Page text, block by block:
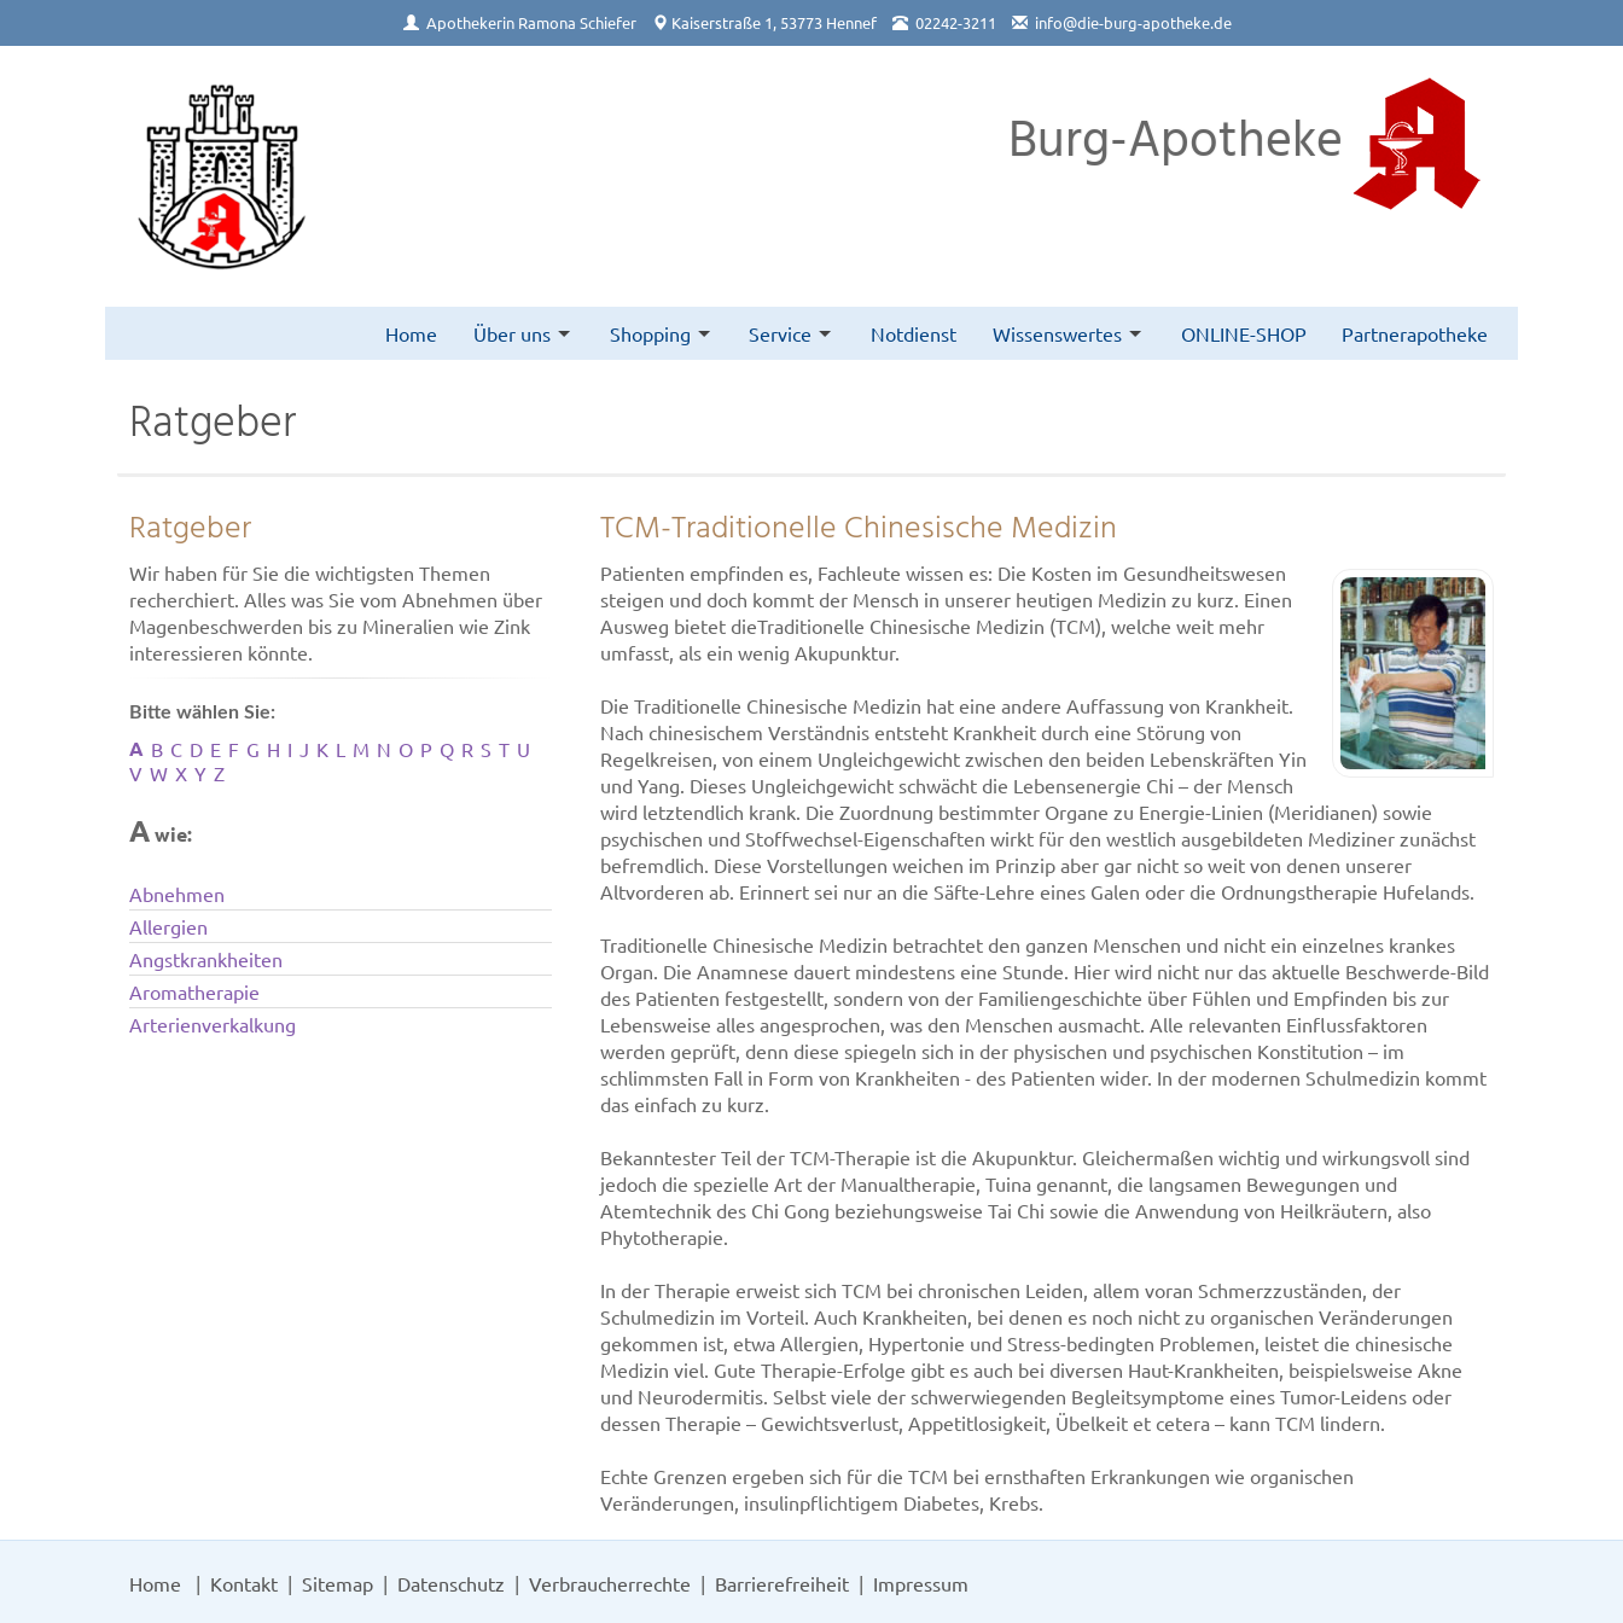
Apothekerin Ramona Schiefer Kaiserstraße 1, 53773 Hennef 02242-3211 info@die-burg-apotheke.de
Burg-Apotheke
Home Über uns Shopping Service Notdienst Wissenswertes ONLINE-SHOP Partnerapotheke
Ratgeber
Ratgeber
Wir haben für Sie die wichtigsten Themen
recherchiert. Alles was Sie vom Abnehmen über
Magenbeschwerden bis zu Mineralien wie Zink
interessieren könnte.
Bitte wählen Sie:
A B C D E F G H I J K L M N O P Q R S T U
V W X Y Z
Awie:
Abnehmen
Allergien
Angstkrankheiten
Aromatherapie
Arterienverkalkung
TCM-Traditionelle Chinesische Medizin
Patienten empfinden es, Fachleute wissen es: Die Kosten im Gesundheitswesen
steigen und doch kommt der Mensch in unserer heutigen Medizin zu kurz. Einen
Ausweg bietet dieTraditionelle Chinesische Medizin (TCM), welche weit mehr
umfasst, als ein wenig Akupunktur.
Die Traditionelle Chinesische Medizin hat eine andere Auffassung von Krankheit.
Nach chinesischem Verständnis entsteht Krankheit durch eine Störung von
Regelkreisen, von einem Ungleichgewicht zwischen den beiden Lebenskräften Yin
und Yang. Dieses Ungleichgewicht schwächt die Lebensenergie Chi – der Mensch
wird letztendlich krank. Die Zuordnung bestimmter Organe zu Energie-Linien (Meridianen) sowie
psychischen und Stoffwechsel-Eigenschaften wirkt für den westlich ausgebildeten Mediziner zunächst
befremdlich. Diese Vorstellungen weichen im Prinzip aber gar nicht so weit von denen unserer
Altvorderen ab. Erinnert sei nur an die Säfte-Lehre eines Galen oder die Ordnungstherapie Hufelands.
Traditionelle Chinesische Medizin betrachtet den ganzen Menschen und nicht ein einzelnes krankes
Organ. Die Anamnese dauert mindestens eine Stunde. Hier wird nicht nur das aktuelle Beschwerde-Bild
des Patienten festgestellt, sondern von der Familiengeschichte über Fühlen und Empfinden bis zur
Lebensweise alles angesprochen, was den Menschen ausmacht. Alle relevanten Einflussfaktoren
werden geprüft, denn diese spiegeln sich in der physischen und psychischen Konstitution – im
schlimmsten Fall in Form von Krankheiten - des Patienten wider. In der modernen Schulmedizin kommt
das einfach zu kurz.
Bekanntester Teil der TCM-Therapie ist die Akupunktur. Gleichermaßen wichtig und wirkungsvoll sind
jedoch die spezielle Art der Manualtherapie, Tuina genannt, die langsamen Bewegungen und
Atemtechnik des Chi Gong beziehungsweise Tai Chi sowie die Anwendung von Heilkräutern, also
Phytotherapie.
In der Therapie erweist sich TCM bei chronischen Leiden, allem voran Schmerzzuständen, der
Schulmedizin im Vorteil. Auch Krankheiten, bei denen es noch nicht zu organischen Veränderungen
gekommen ist, etwa Allergien, Hypertonie und Stress-bedingten Problemen, leistet die chinesische
Medizin viel. Gute Therapie-Erfolge gibt es auch bei diversen Haut-Krankheiten, beispielsweise Akne
und Neurodermitis. Selbst viele der schwerwiegenden Begleitsymptome eines Tumor-Leidens oder
dessen Therapie – Gewichtsverlust, Appetitlosigkeit, Übelkeit et cetera – kann TCM lindern.
Echte Grenzen ergeben sich für die TCM bei ernsthaften Erkrankungen wie organischen
Veränderungen, insulinpflichtigem Diabetes, Krebs.
Home Kontakt Sitemap Datenschutz Verbraucherrechte Barrierefreiheit Impressum